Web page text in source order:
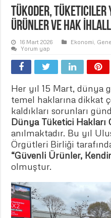
TÜKODER,
Ürünler ve Hak
16 Mart 2026 Ekonomi
Yorum yap
Her yıl 15 Mart, dünya
temel haklarına dikkat
kaldıkları sorunları
Dünya Tüketici Hakları
anılmaktadır. Bu yıl
Örgütleri Birliği
“Güvenli Ürünler,
olmuştur.